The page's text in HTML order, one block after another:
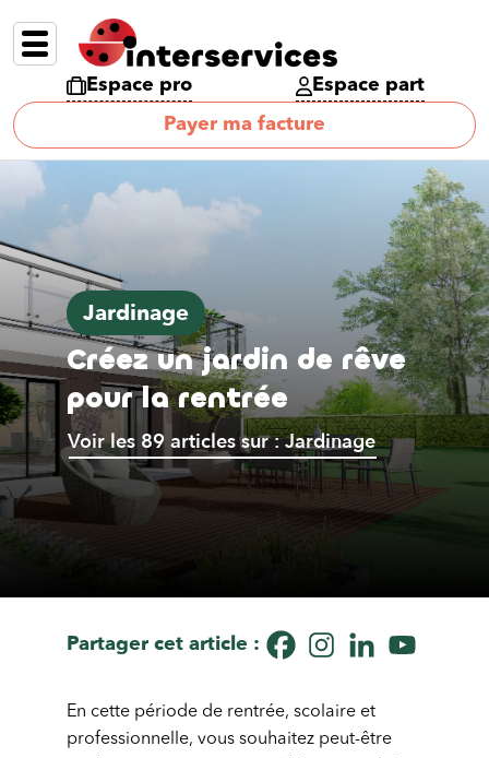
Espace pro
Espace part
Payer ma facture
Jardinage
Créez un jardin de rêve
pour la rentrée
Voir les 89 articles sur : Jardinage
Partager cet article :
En cette période de rentrée, scolaire et
professionnelle, vous souhaitez peut-être